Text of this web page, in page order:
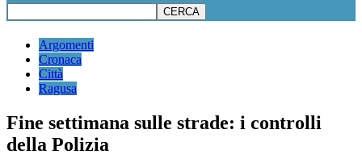
Argomenti
Cronaca
Città
Ragusa
Fine settimana sulle strade: i controlli
della Polizia